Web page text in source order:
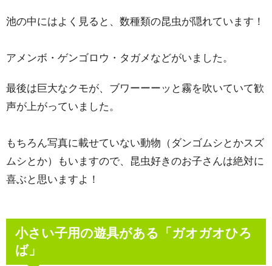
池の中にはよく見ると、数種類の昆虫が隠れています！
アメンボ・ゲンゴロウ・タガメなどがいました。
最後は巨大なクモが、ブワーーーッと霧を吹いていて歓
声が上がっていました。
もちろん写真に載せていない動物（ダンゴムシとかスズ
ムシとか）もいますので、昆虫好きのお子さんは絶対に
喜ぶと思いますよ！
小さい子用の遊具がある「ガオガオひろ
ば」